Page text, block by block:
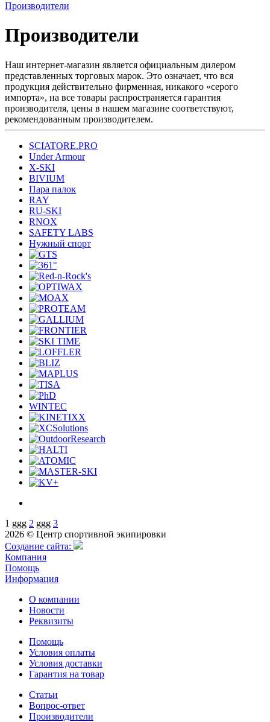
Производители
Производители
Наш интернет-магазин является официальным дилером
представленных торговых марок. Это означает, что вся
продукция действительно фирменная, никакого «серого
импорта», на все товары распространяется гарантия
производителя, цены в нашем магазине соответствуют,
рекомендованным производителем.
SCIATORE.PRO
Under Armour
X-SKI
BIVIUM
Пара палок
RAY
RU-SKI
RNOX
SAFETY LABS
Нужный спорт
WINTEC
1 ggg 2 ggg 3
2026 © Центр спортивной экипировки
Cоздание сайта:
Компания
Помощь
Информация
О компании
Новости
Реквизиты
Помощь
Условия оплаты
Условия доставки
Гарантия на товар
Статьи
Вопрос-ответ
Производители